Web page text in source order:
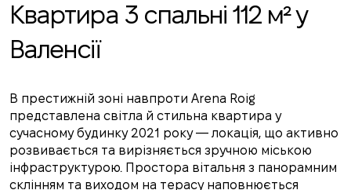
Квартира 3 спальні 112 м² у
Валенсії
В престижній зоні навпроти Arena Roig
представлена світла й стильна квартира у
сучасному будинку 2021 року — локація, що активно
розвивається та вирізняється зручною міською
інфраструктурою. Простора вітальня з панорамним
склінням та виходом на терасу наповнюється